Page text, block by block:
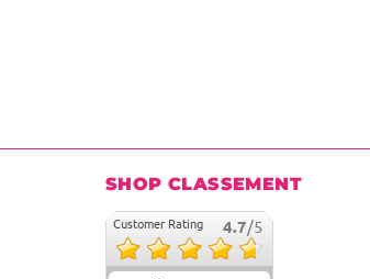
SHOP CLASSEMENT
Customer Rating 4.7/5